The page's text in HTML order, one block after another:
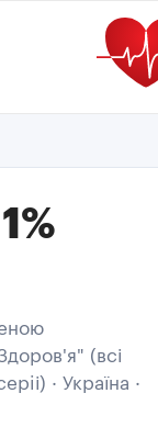
(всі
· Україна ·